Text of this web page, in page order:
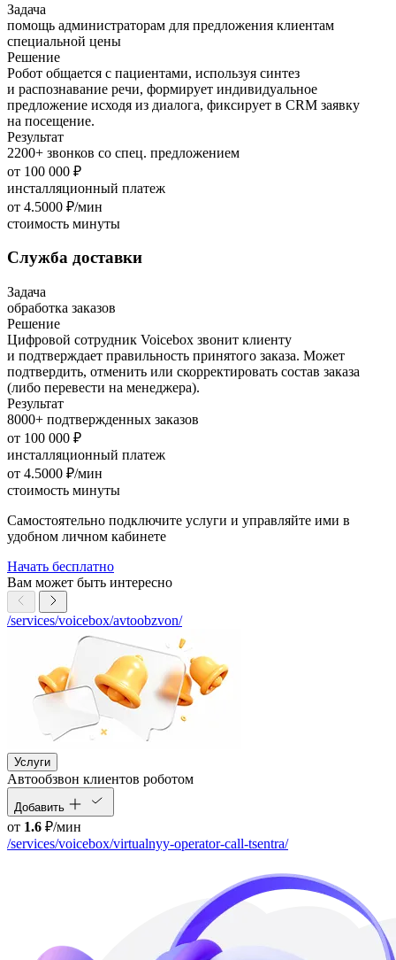
Задача
помощь администраторам для пред­ло­жения клиентам
специальной цены
Решение
Робот общается с пациентами, используя синтез
и распознавание речи, формирует индивидуальное
предложение исходя из диалога, фиксирует в CRM заявку
на посещение.
Результат
2200+ звонков со спец. предложением
от 100 000 ₽
инсталляционный платеж
от 4.5000 ₽/мин
стоимость минуты
Служба доставки
Задача
обработка заказов
Решение
Цифровой сотрудник Voicebox звонит клиенту
и подтверждает правильность принятого заказа. Может
подтвердить, отменить или скорректировать состав заказа
(либо перевести на менеджера).
Результат
8000+ подтвержденных заказов
от 100 000 ₽
инсталляционный платеж
от 4.5000 ₽/мин
стоимость минуты
Самостоятельно подключите услуги и управляйте ими в
удобном личном кабинете
Начать бесплатно
Вам может быть интересно
/services/voicebox/avtoobzvon/
Услуги
Автообзвон клиентов роботом
Добавить
от 1.6 ₽/мин
/services/voicebox/virtualnyy-operator-call-tsentra/